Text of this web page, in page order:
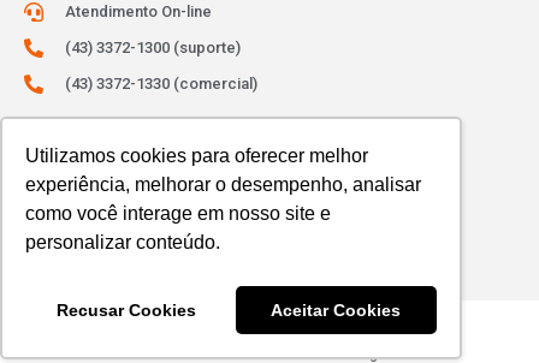
Utilizamos cookies para oferecer melhor
experiência, melhorar o desempenho, analisar
como você interage em nosso site e
personalizar conteúdo.
Recusar Cookies Aceitar Cookies
Atendimento On-line
(43) 3372-1300 (suporte)
(43) 3372-1330 (comercial)
ATENDIMENTO:Segunda à sexta.
Das 8h às 12h e das 13h às 18h.
© 2023 SIBRAX. Todos os direitos reservados.
Com amor
Jana do Marketing